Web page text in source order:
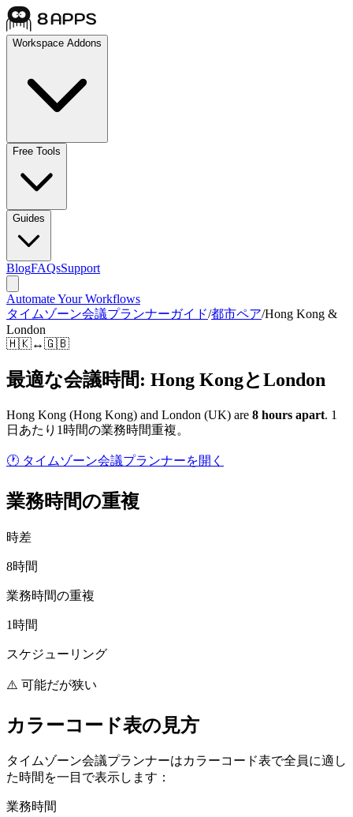
Workspace Addons
Free Tools
Guides
BlogFAQsSupport
Automate Your Workflows
タイムゾーン会議プランナーガイド/都市ペア/Hong Kong &
London
🇭🇰↔🇬🇧
最適な会議時間: Hong KongとLondon
Hong Kong (Hong Kong) and London (UK) are 8 hours apart. 1
日あたり1時間の業務時間重複。
🕐 タイムゾーン会議プランナーを開く
業務時間の重複
時差
8時間
業務時間の重複
1時間
スケジューリング
⚠️ 可能だが狭い
カラーコード表の見方
タイムゾーン会議プランナーはカラーコード表で全員に適し
た時間を一目で表示します：
業務時間